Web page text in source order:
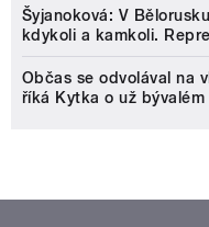
Šyjanoková: V
kdykoli a kamkoli.
Občas se odvolával na
říká Kytka o už